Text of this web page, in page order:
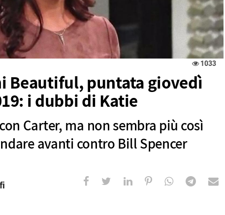
1033
Beautiful, puntata giovedì
i dubbi di Katie
Carter, ma non sembra più così
avanti contro Bill Spencer